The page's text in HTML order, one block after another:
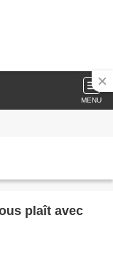
MENU
plaît avec